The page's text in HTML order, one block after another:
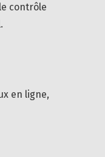
en ligne,
contrôle